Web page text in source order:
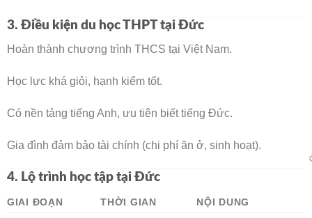
3. Điều kiện du học THPT tại Đức
Hoàn thành chương trình THCS tại Việt Nam.
Học lực khá giỏi, hạnh kiểm tốt.
Có nền tảng tiếng Anh, ưu tiên biết tiếng Đức.
Gia đình đảm bảo tài chính (chi phí ăn ở, sinh hoạt).
4. Lộ trình học tập tại Đức
GIAI ĐOẠN THỜI GIAN
NỘI DUNG